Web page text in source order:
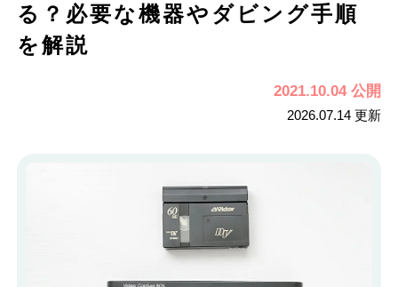
る？必要な機器やダビング手順
を解説
2021.10.04 公開
2026.07.14 更新